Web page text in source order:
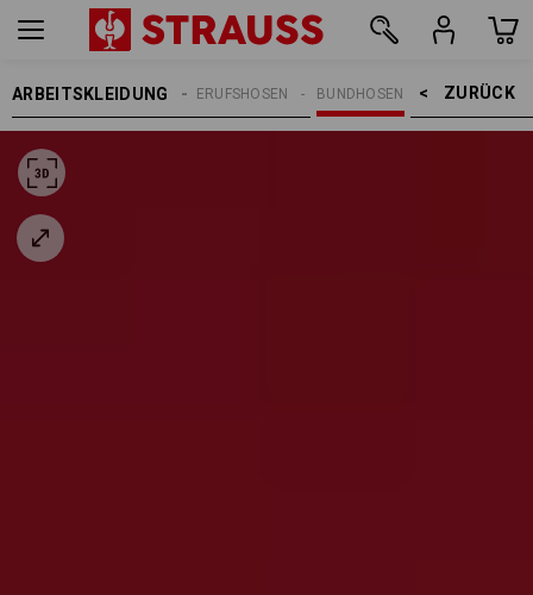
ARBEITSKLEIDUNG ZURÜCK    >
BUNDHOSEN
BERUFSHOSEN
ARBEITSHOSEN